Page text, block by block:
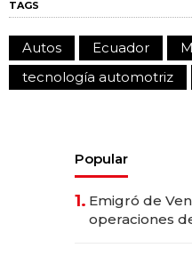
TAGS
Autos Ecuador
tecnología automotriz
Popular
1. Emigró de
operaciones